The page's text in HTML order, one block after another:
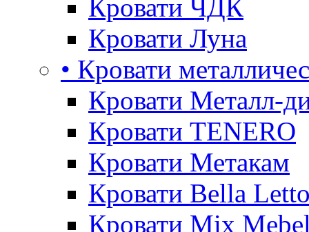
Кровати ЧДК
Кровати Луна
• Кровати
Кровати Металл-
Кровати TENERO
Кровати Метакам
Кровати Bella
Кровати Mix